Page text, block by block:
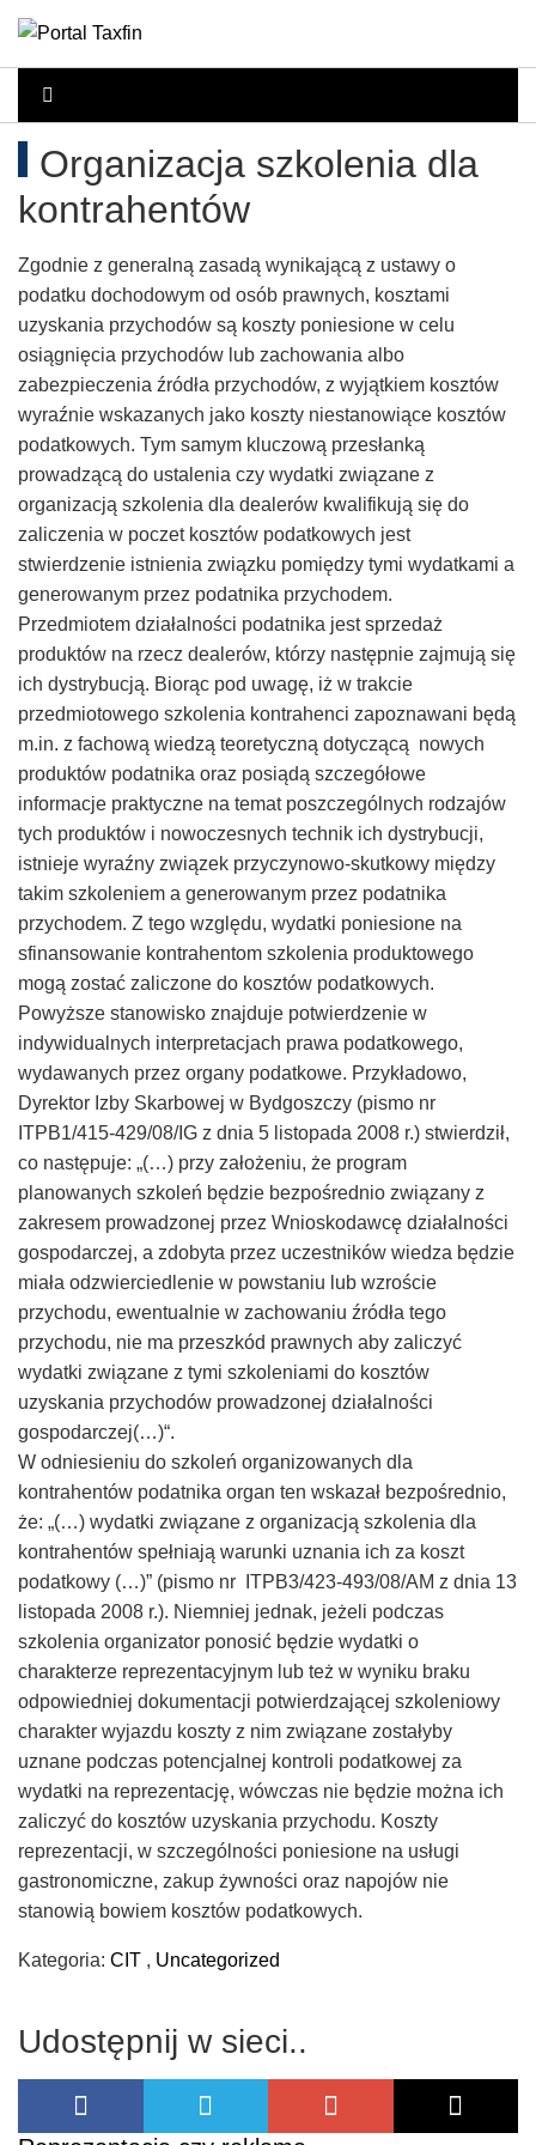
Rachunkowość,
Podatki,
VAT,
Orzeczenia
NSA
i
WSA
–
Taxfin.pl
Portal
dla
księgowych
Organizacja szkolenia dla
kontrahentów
Zgodnie z generalną zasadą wynikającą z ustawy o
podatku dochodowym od osób prawnych, kosztami
uzyskania przychodów są koszty poniesione w celu
osiągnięcia przychodów lub zachowania albo
zabezpieczenia źródła przychodów, z wyjątkiem kosztów
wyraźnie wskazanych jako koszty niestanowiące kosztów
podatkowych. Tym samym kluczową przesłanką
prowadzącą do ustalenia czy wydatki związane z
organizacją szkolenia dla dealerów kwalifikują się do
zaliczenia w poczet kosztów podatkowych jest
stwierdzenie istnienia związku pomiędzy tymi wydatkami a
generowanym przez podatnika przychodem.
Przedmiotem działalności podatnika jest sprzedaż
produktów na rzecz dealerów, którzy następnie zajmują się
ich dystrybucją. Biorąc pod uwagę, iż w trakcie
przedmiotowego szkolenia kontrahenci zapoznawani będą
m.in. z fachową wiedzą teoretyczną dotyczącą nowych
produktów podatnika oraz posiądą szczegółowe
informacje praktyczne na temat poszczególnych rodzajów
tych produktów i nowoczesnych technik ich dystrybucji,
istnieje wyraźny związek przyczynowo-skutkowy między
takim szkoleniem a generowanym przez podatnika
przychodem. Z tego względu, wydatki poniesione na
sfinansowanie kontrahentom szkolenia produktowego
mogą zostać zaliczone do kosztów podatkowych.
Powyższe stanowisko znajduje potwierdzenie w
indywidualnych interpretacjach prawa podatkowego,
wydawanych przez organy podatkowe. Przykładowo,
Dyrektor Izby Skarbowej w Bydgoszczy (pismo nr
ITPB1/415-429/08/IG z dnia 5 listopada 2008 r.) stwierdził,
co następuje: „(…) przy założeniu, że program
planowanych szkoleń będzie bezpośrednio związany z
zakresem prowadzonej przez Wnioskodawcę działalności
gospodarczej, a zdobyta przez uczestników wiedza będzie
miała odzwierciedlenie w powstaniu lub wzroście
przychodu, ewentualnie w zachowaniu źródła tego
przychodu, nie ma przeszkód prawnych aby zaliczyć
wydatki związane z tymi szkoleniami do kosztów
uzyskania przychodów prowadzonej działalności
gospodarczej(…)“.
W odniesieniu do szkoleń organizowanych dla
kontrahentów podatnika organ ten wskazał bezpośrednio,
że: „(…) wydatki związane z organizacją szkolenia dla
kontrahentów spełniają warunki uznania ich za koszt
podatkowy (…)” (pismo nr ITPB3/423-493/08/AM z dnia 13
listopada 2008 r.). Niemniej jednak, jeżeli podczas
szkolenia organizator ponosić będzie wydatki o
charakterze reprezentacyjnym lub też w wyniku braku
odpowiedniej dokumentacji potwierdzającej szkoleniowy
charakter wyjazdu koszty z nim związane zostałyby
uznane podczas potencjalnej kontroli podatkowej za
wydatki na reprezentację, wówczas nie będzie można ich
zaliczyć do kosztów uzyskania przychodu. Koszty
reprezentacji, w szczególności poniesione na usługi
gastronomiczne, zakup żywności oraz napojów nie
stanowią bowiem kosztów podatkowych.
Kategoria: CIT , Uncategorized
Udostępnij w sieci..